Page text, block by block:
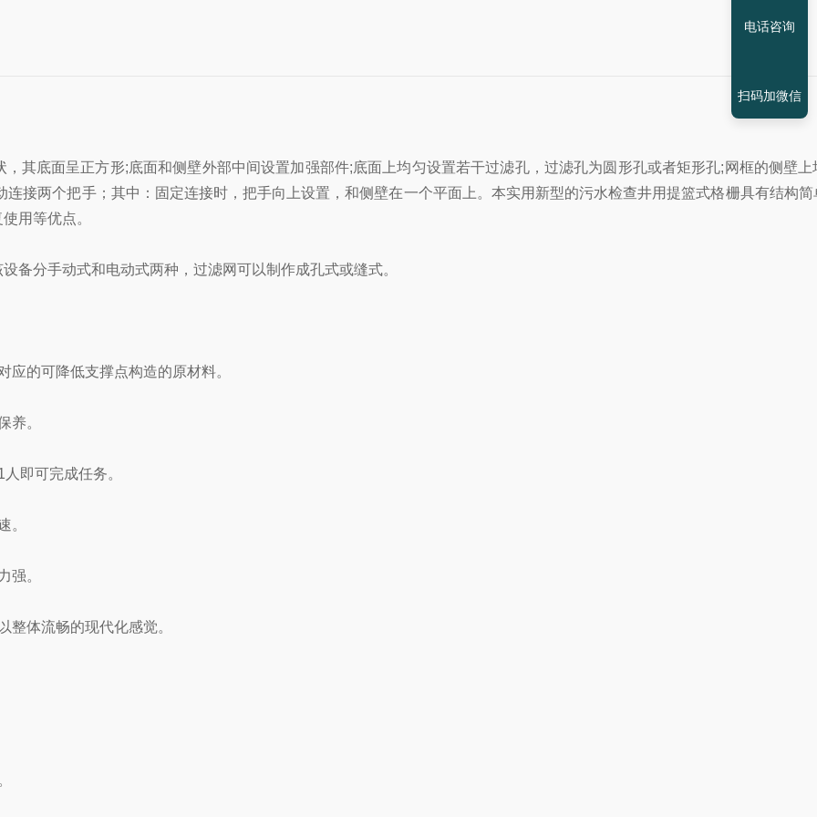
底面呈正方形;底面和侧壁外部中间设置加强部件;底面上均匀设置若干过滤孔，过滤孔为圆形孔或者矩形孔;网框的侧壁上
接两个把手；其中：固定连接时，把手向上设置，和侧壁在一个平面上。本实用新型的污水检查井用提篮式格栅具有结构
用等优点。
分手动式和电动式两种，过滤网可以制作成孔式或缝式。
的可降低支撑点构造的原材料。
。
即可完成任务。
。
。
体流畅的现代化感觉。
电话咨询
扫码加微信